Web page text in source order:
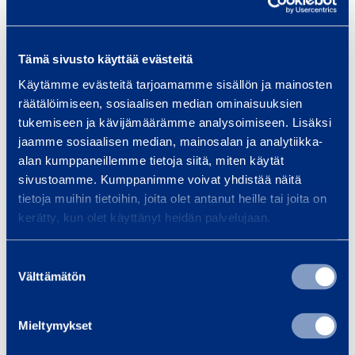
Tämä sivusto käyttää evästeitä
Käytämme evästeitä tarjoamamme sisällön ja mainosten
räätälöimiseen, sosiaalisen median ominaisuuksien
tukemiseen ja kävijämäärämme analysoimiseen. Lisäksi
jaamme sosiaalisen median, mainosalan ja analytiikka-
alan kumppaneillemme tietoja siitä, miten käytät
sivustoamme. Kumppanimme voivat yhdistää näitä
tietoja muihin tietoihin, joita olet antanut heille tai joita on
kerätty, kun olet käyttänyt heidän palvelujaan.
valinta
Välttämätön
Mieltymykset
t
ä
s
­
t
a
i
Harja­teräs­taivutin
36 mm, 400V
TECMOR PF44S
85,04 € / päivä (alv 0 %)
Lisää koriin
41,36 €